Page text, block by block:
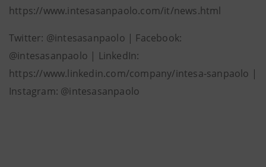
https://www.intesasanpaolo.com/it/news.html
Twitter: @intesasanpaolo | Facebook:
@intesasanpaolo | LinkedIn:
https://www.linkedin.com/company/intesa-sanpaolo |
Instagram: @intesasanpaolo